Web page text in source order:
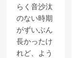
らく音沙汰
のない時期
がずいぶん
長かったけ
れど、よう